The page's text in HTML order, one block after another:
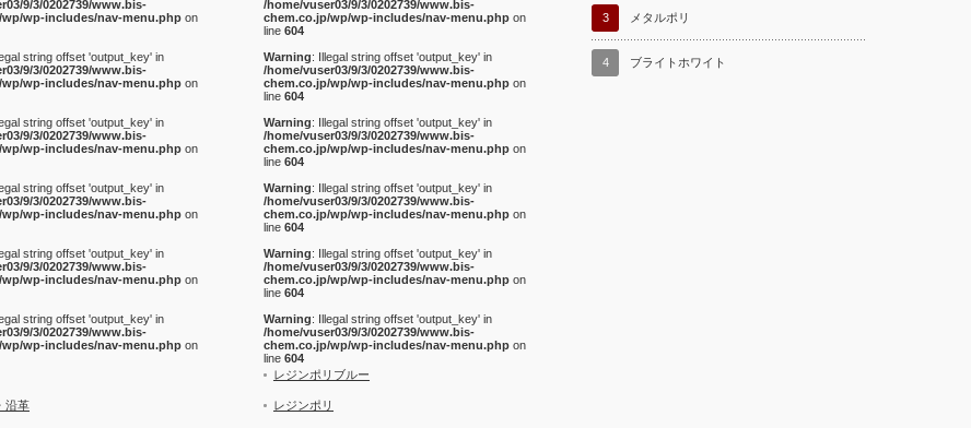
9/3/0202739/www.bis-
wp-includes/nav-menu.php on
string offset 'output_key' in
9/3/0202739/www.bis-
wp-includes/nav-menu.php on
string offset 'output_key' in
9/3/0202739/www.bis-
wp-includes/nav-menu.php on
string offset 'output_key' in
9/3/0202739/www.bis-
wp-includes/nav-menu.php on
string offset 'output_key' in
9/3/0202739/www.bis-
wp-includes/nav-menu.php on
string offset 'output_key' in
9/3/0202739/www.bis-
wp-includes/nav-menu.php on
沿革
/home/vuser03/9/3/0202739/www.bis-
chem.co.jp/wp/wp-includes/nav-menu.php on
line 604
Warning: Illegal string offset 'output_key' in
/home/vuser03/9/3/0202739/www.bis-
chem.co.jp/wp/wp-includes/nav-menu.php on
line 604
Warning: Illegal string offset 'output_key' in
/home/vuser03/9/3/0202739/www.bis-
chem.co.jp/wp/wp-includes/nav-menu.php on
line 604
Warning: Illegal string offset 'output_key' in
/home/vuser03/9/3/0202739/www.bis-
chem.co.jp/wp/wp-includes/nav-menu.php on
line 604
Warning: Illegal string offset 'output_key' in
/home/vuser03/9/3/0202739/www.bis-
chem.co.jp/wp/wp-includes/nav-menu.php on
line 604
Warning: Illegal string offset 'output_key' in
/home/vuser03/9/3/0202739/www.bis-
chem.co.jp/wp/wp-includes/nav-menu.php on
line 604
レジンポリブルー
レジンポリ
3 メタルポリ
4 ブライトホワイト